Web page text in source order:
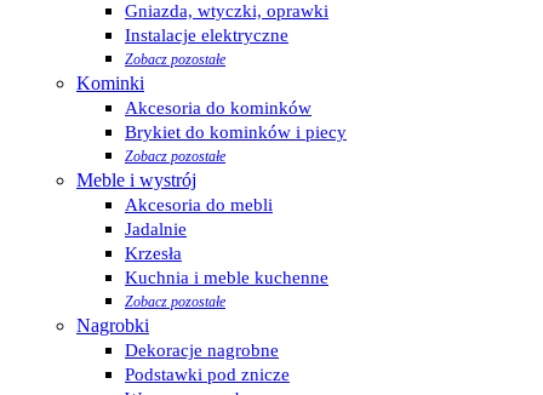
Gniazda, wtyczki, oprawki
Instalacje elektryczne
Zobacz pozostałe
Kominki
Akcesoria do kominków
Brykiet do kominków i piecy
Zobacz pozostałe
Meble i wystrój
Akcesoria do mebli
Jadalnie
Krzesła
Kuchnia i meble kuchenne
Zobacz pozostałe
Nagrobki
Dekoracje nagrobne
Podstawki pod znicze